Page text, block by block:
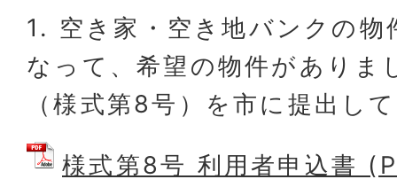
1. 空き家・空き地バンクの物
なって、希望の物件がありま
（様式第8号）を市に提出し
様式第8号 利用者申込書